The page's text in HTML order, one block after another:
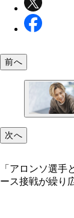
前へ
次へ
「アロンソ選
ース接戦が繰り